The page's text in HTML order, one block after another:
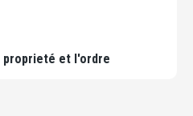
et l'ordre